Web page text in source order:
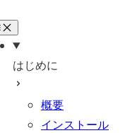
はじめに
概要
インストール